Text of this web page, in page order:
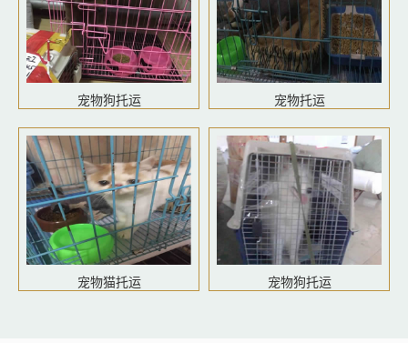
宠物狗托运 宠物托运
宠物猫托运 宠物狗托运